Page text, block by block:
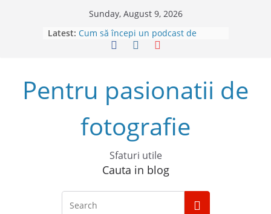
Sunday, August 9, 2026
Latest: Cum să începi un podcast de
4 sfaturi pentru cele mai bune
fotografii spontane
5 Trucuri pentru fotografia creativă
Top 5 obiective foto mirrorless în
2023
Pentru pasionatii de
fotografie
Sfaturi utile
Cauta in blog